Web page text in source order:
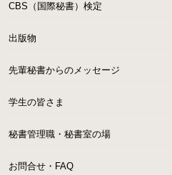
CBS（国際秘書）検定
出版物
先輩秘書からのメッセージ
学生の皆さま
秘書管理職・秘書室の場
お問合せ・FAQ